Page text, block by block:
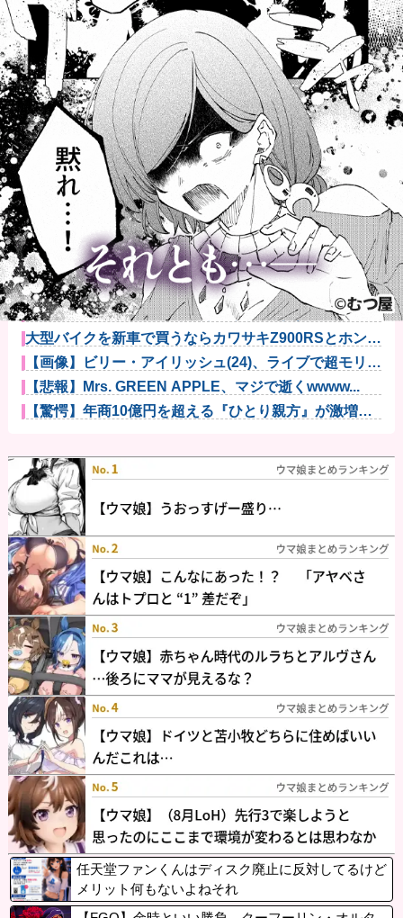
オコエ瑠偉、メキシコに渡って2球団を即クビ→SNS更
新が3ヶ...
【警告】社会人「スムージーにキウイ皮ごと入れよ。
これ美容にい...
【悲報】風俗嬢やってる女の末路ｗｗｗｗｗｗｗｗｗ
ｗｗ
【悲報】映画館の客、ほぼバイオテロレベルのやらか
しで観客が避...
ウクライナ軍参謀本部「今年のロシア軍死傷者24万
人…新規兵力...
【悲報】研究者さん「株式投資にハマる若者はギャン
ブルにハマる...
松のや「ママ応援企画」がなぜ許されない？「窮屈な
世の中」に住...
【速報】れいわ新選組、「いのちの党」に改名他
昨日打ったアイムなんですけど…これ設定いくつなん
ですかね？他
【謎】みい山田「既に印税1億円入ってます」←こいつ
がネットの...
大型バイクを新車で買うならカワサキZ900RSとホンダ
CB1...
【画像】ビリー・アイリッシュ(24)、ライブで超モリマ
ンスジ...
【悲報】Mrs. GREEN APPLE、マジで逝くwwww...
【驚愕】年商10億円を超える『ひとり親方』が激増
任天堂ファンくんはディスク廃止に反対してるけど
メリット何もないよねそれ